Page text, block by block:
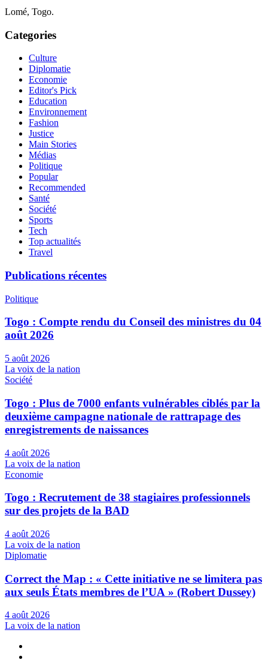
Lomé, Togo.
Categories
Culture
Diplomatie
Economie
Editor's Pick
Education
Environnement
Fashion
Justice
Main Stories
Médias
Politique
Popular
Recommended
Santé
Société
Sports
Tech
Top actualités
Travel
Publications récentes
Politique
Togo : Compte rendu du Conseil des ministres du 04
août 2026
5 août 2026
La voix de la nation
Société
Togo : Plus de 7000 enfants vulnérables ciblés par la
deuxième campagne nationale de rattrapage des
enregistrements de naissances
4 août 2026
La voix de la nation
Economie
Togo : Recrutement de 38 stagiaires professionnels
sur des projets de la BAD
4 août 2026
La voix de la nation
Diplomatie
Correct the Map : « Cette initiative ne se limitera pas
aux seuls États membres de l’UA » (Robert Dussey)
4 août 2026
La voix de la nation